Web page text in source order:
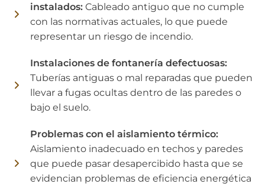
instalados: Cableado antiguo que no cumple
con las normativas actuales, lo que puede
representar un riesgo de incendio.
Instalaciones de fontanería defectuosas:
Tuberías antiguas o mal reparadas que pueden
llevar a fugas ocultas dentro de las paredes o
bajo el suelo.
Problemas con el aislamiento térmico:
Aislamiento inadecuado en techos y paredes
que puede pasar desapercibido hasta que se
evidencian problemas de eficiencia energética